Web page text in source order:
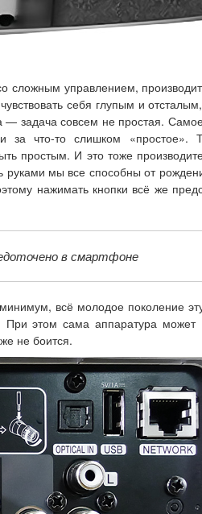
сложным управлением,
себя глупым и
— задача совсем не простая.
за что-то слишком «простое».
простым. И это тоже
мы все способны от
нажимать кнопки всё же
в смартфоне
всё молодое поколение эту
При этом сама аппаратура
не боится.